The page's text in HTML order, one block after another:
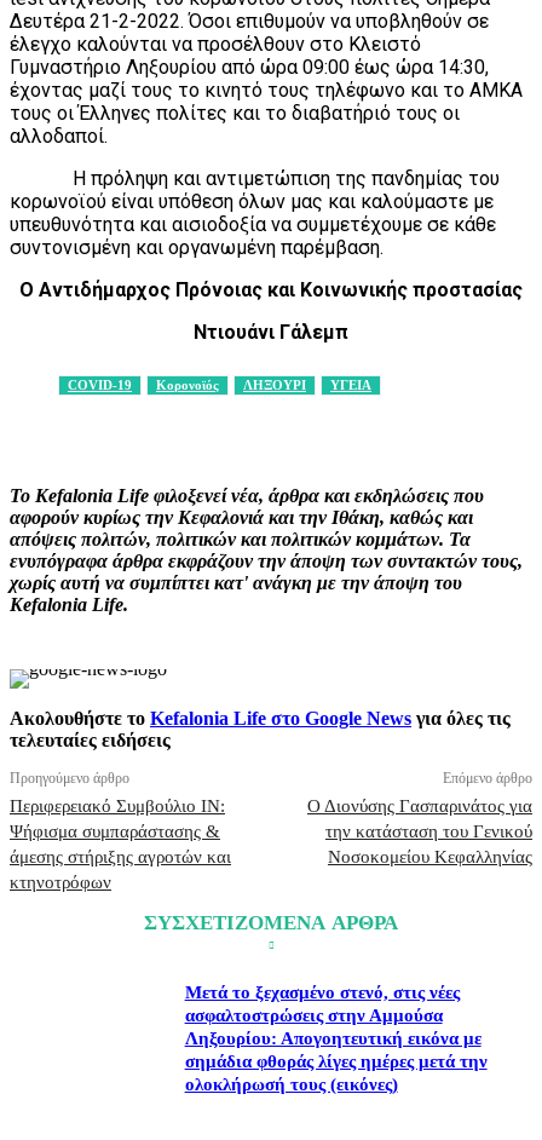
Δευτέρα 21-2-2022. Όσοι επιθυμούν να υποβληθούν σε
έλεγχο καλούνται να προσέλθουν στο Κλειστό
Γυμναστήριο Ληξουρίου από ώρα 09:00 έως ώρα 14:30,
έχοντας μαζί τους το κινητό τους τηλέφωνο και το ΑΜΚΑ
τους οι Έλληνες πολίτες και το διαβατήριό τους οι
αλλοδαποί.
Η πρόληψη και αντιμετώπιση της πανδημίας του
κορωνοϊού είναι υπόθεση όλων μας και καλούμαστε με
υπευθυνότητα και αισιοδοξία να συμμετέχουμε σε κάθε
συντονισμένη και οργανωμένη παρέμβαση.
Ο Αντιδήμαρχος Πρόνοιας και Κοινωνικής προστασίας
Ντιουάνι Γάλεμπ
COVID-19 Κορονοϊός ΛΗΞΟΥΡΙ ΥΓΕΙΑ
Το Kefalonia Life φιλοξενεί νέα, άρθρα και εκδηλώσεις που
αφορούν κυρίως την Κεφαλονιά και την Ιθάκη, καθώς και
απόψεις πολιτών, πολιτικών και πολιτικών κομμάτων. Τα
ενυπόγραφα άρθρα εκφράζουν την άποψη των συντακτών τους,
χωρίς αυτή να συμπίπτει κατ' ανάγκη με την άποψη του
Kefalonia Life.
Ακολουθήστε το Kefalonia Life στο Google News για όλες τις
τελευταίες ειδήσεις
Προηγούμενο άρθρο
Περιφερειακό Συμβούλιο ΙN:
Ψήφισμα συμπαράστασης &
άμεσης στήριξης αγροτών και
κτηνοτρόφων
Επόμενο άρθρο
Ο Διονύσης Γασπαρινάτος για
την κατάσταση του Γενικού
Νοσοκομείου Κεφαλληνίας
ΣΥΣΧΕΤΙΖΟΜΕΝΑ ΑΡΘΡΑ
Μετά το ξεχασμένο στενό, στις νέες
ασφαλτοστρώσεις στην Αμμούσα
Ληξουρίου: Απογοητευτική εικόνα με
σημάδια φθοράς λίγες ημέρες μετά την
ολοκλήρωσή τους (εικόνες)